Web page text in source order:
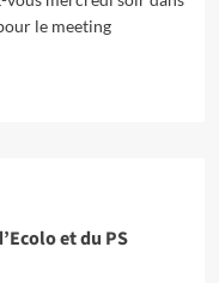
le meeting
et du PS